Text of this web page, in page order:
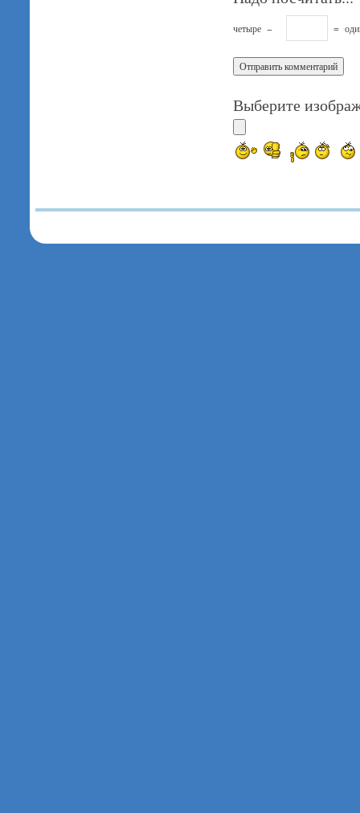
четыре − =
Выберите